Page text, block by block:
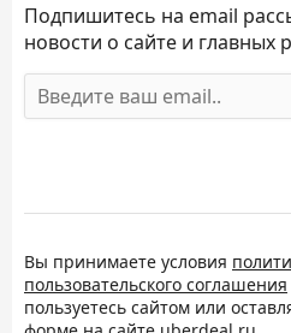
Подпишитесь на email
новости о сайте и главных
Вы принимаете условия
пользовательского соглашения
пользуетесь сайтом или